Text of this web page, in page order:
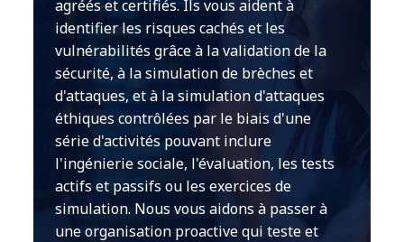
agréés et certifiés. Ils vous aident à
identifier les risques cachés et les
vulnérabilités grâce à la validation de la
sécurité, à la simulation de brèches et
d'attaques, et à la simulation d'attaques
éthiques contrôlées par le biais d'une
série d'activités pouvant inclure
l'ingénierie sociale, l'évaluation, les tests
actifs et passifs ou les exercices de
simulation. Nous vous aidons à passer à
une organisation proactive qui teste et